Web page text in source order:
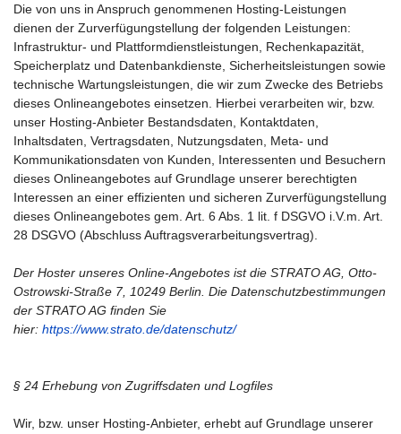
Die von uns in Anspruch genommenen Hosting-Leistungen
dienen der Zurverfügungstellung der folgenden Leistungen:
Infrastruktur- und Plattformdienstleistungen, Rechenkapazität,
Speicherplatz und Datenbankdienste, Sicherheitsleistungen sowie
technische Wartungsleistungen, die wir zum Zwecke des Betriebs
dieses Onlineangebotes einsetzen. Hierbei verarbeiten wir, bzw.
unser Hosting-Anbieter Bestandsdaten, Kontaktdaten,
Inhaltsdaten, Vertragsdaten, Nutzungsdaten, Meta- und
Kommunikationsdaten von Kunden, Interessenten und Besuchern
dieses Onlineangebotes auf Grundlage unserer berechtigten
Interessen an einer effizienten und sicheren Zurverfügungstellung
dieses Onlineangebotes gem. Art. 6 Abs. 1 lit. f DSGVO i.V.m. Art.
28 DSGVO (Abschluss Auftragsverarbeitungsvertrag).
Der Hoster unseres Online-Angebotes ist die STRATO AG, Otto-
Ostrowski-Straße 7, 10249 Berlin. Die Datenschutzbestimmungen
der STRATO AG finden Sie
hier: https://www.strato.de/datenschutz/
§ 24 Erhebung von Zugriffsdaten und Logfiles
Wir, bzw. unser Hosting-Anbieter, erhebt auf Grundlage unserer